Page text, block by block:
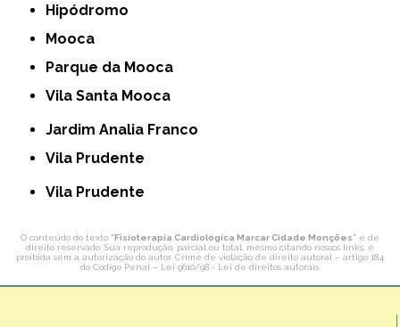
Hipódromo
Mooca
Parque da Mooca
Vila Santa Mooca
Jardim Analia Franco
Vila Prudente
Vila Prudente
O conteúdo do texto "Fisioterapia Cardiológica Marcar Cidade Monções" é de
direito reservado. Sua reprodução, parcial ou total, mesmo citando nossos links, é
proibida sem a autorização do autor. Crime de violação de direito autoral – artigo 184
do Código Penal – Lei 9610/98 - Lei de direitos autorais.